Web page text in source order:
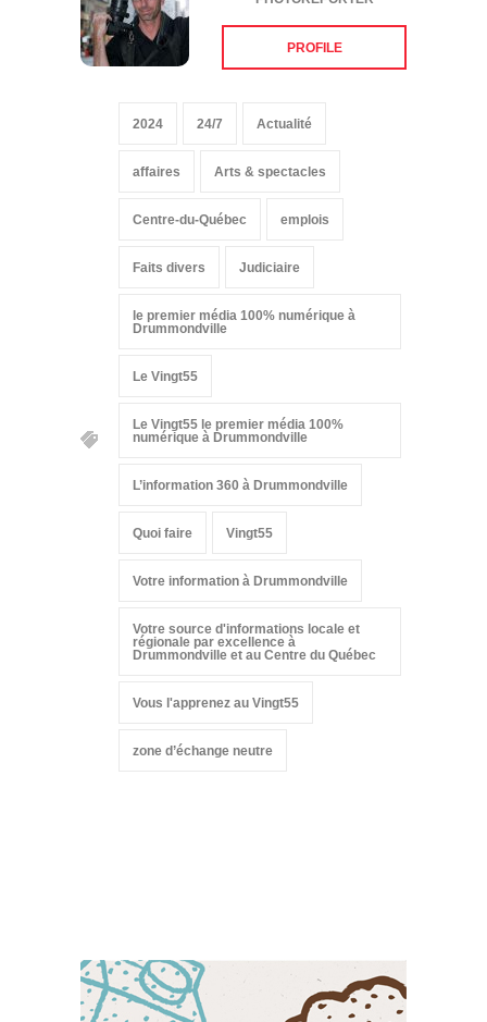
PROFILE
2024 24/7 Actualité
affaires Arts & spectacles
Centre-du-Québec emplois
Faits divers Judiciaire
le premier média 100% numérique à
Drummondville
Le Vingt55
Le Vingt55 le premier média 100%
numérique à Drummondville
L’information 360 à Drummondville
Quoi faire Vingt55
Votre information à Drummondville
Votre source d'informations locale et
régionale par excellence à
Drummondville et au Centre du Québec
Vous l'apprenez au Vingt55
zone d’échange neutre